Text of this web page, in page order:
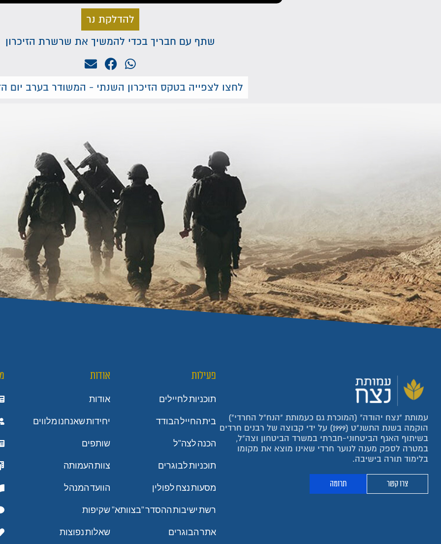
להדלקת נר
שתף עם חבריך בכדי להמשיך את שרשרת הזיכרון
לחצו לצפייה בטקס הזיכרון השנתי - המשודר בערב יום
עמותת "נצח יהודה" (המוכרת גם כעמותת "הנח"ל החרדי")
הוקמה בשנת התשנ"ט (1999) על ידי קבוצה של רבנים חרדים
בשיתוף האגף הביטחוני-חברתי במשרד הביטחון וצה"ל,
במטרה לספק מענה לנוער חרדי שאינו מוצא את מקומו
בלימוד תורה בישיבה.
צרו קשר תרומה
פעילות
תוכניות לחיילים
בית החייל הבודד
הכנה לצה"ל
תוכניות לבוגרים
מסעות נצח לפולין
רשת ישיבות ההסדר "בצוותא"
אתר הבוגרים
אודות
אודות
יחידות שאנחנו מלווים
שותפים
צוות העמותה
הוועד המנהל
שקיפות
שאלות נפוצות